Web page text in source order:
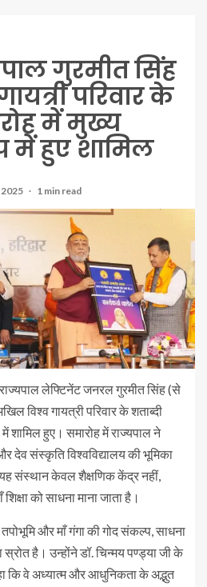
गुरमीत सिंह
परिवार के
में मुख्य
में हुए शामिल
1 min read
राज्यपाल लेफ्टिनेंट जनरल गुरमीत सिंह (से
विश्व गायत्री परिवार के शताब्दी
शामिल हुए। समारोह में राज्यपाल ने
देव संस्कृति विश्वविद्यालय की भूमिका
संस्थान केवल शैक्षणिक केंद्र नहीं,
को साधना माना जाता है।
तपोभूमि और माँ गंगा की गोद संकल्प, साधना
है। उन्होंने डॉ. चिन्मय पण्ड्या जी के
कि वे अध्यात्म और आधुनिकता के अद्भुत